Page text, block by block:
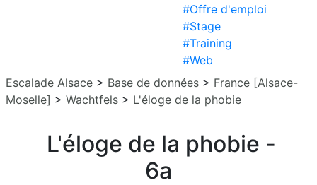
#Offre d'emploi
#Stage
#Training
#Web
Escalade Alsace > Base de données > France [Alsace-
Moselle] > Wachtfels > L'éloge de la phobie
L'éloge de la phobie -
6a